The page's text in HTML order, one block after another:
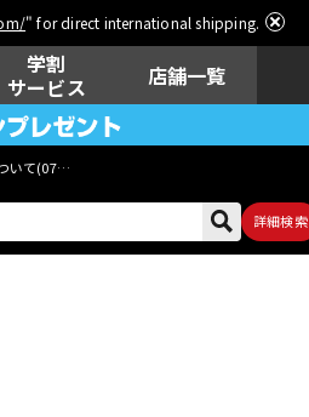
" for direct international shipping.
学割
サービス
店舗一覧
いて(07月29日
詳細検索